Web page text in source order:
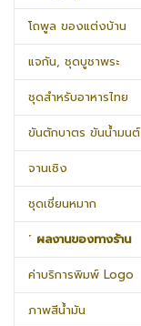
โถพูล ของแต่งบ้าน
แจกัน, ชุดบูชาพระ
ชุดสำหรับอาหารไทย
ขันตักบาตร ขันน้ำมนต์
จานเชิง
ชุดเชี่ยนหมาก
˹ ผลงานของทางร้าน
ค่าบริการพิมพ์ Logo
ภาพสีน้ำมัน